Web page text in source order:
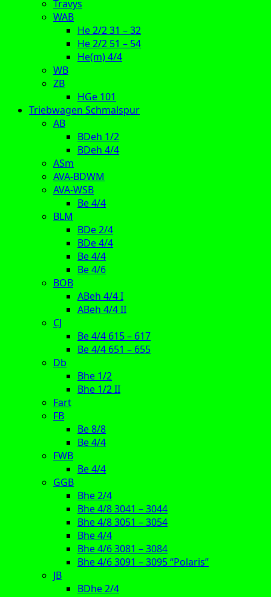
Travys
WAB
He 2/2 31 – 32
He 2/2 51 – 54
He(m) 4/4
WB
ZB
HGe 101
Triebwagen Schmalspur
AB
BDeh 1/2
BDeh 4/4
ASm
AVA-BDWM
AVA-WSB
Be 4/4
BLM
BDe 2/4
BDe 4/4
Be 4/4
Be 4/6
BOB
ABeh 4/4 I
ABeh 4/4 II
CJ
Be 4/4 615 – 617
Be 4/4 651 – 655
Db
Bhe 1/2
Bhe 1/2 II
Fart
FB
Be 8/8
Be 4/4
FWB
Be 4/4
GGB
Bhe 2/4
Bhe 4/8 3041 – 3044
Bhe 4/8 3051 – 3054
Bhe 4/4
Bhe 4/6 3081 – 3084
Bhe 4/6 3091 – 3095 “Polaris”
JB
BDhe 2/4